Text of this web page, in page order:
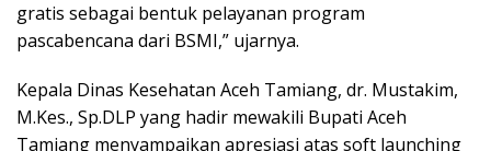
gratis sebagai bentuk pelayanan program
pascabencana dari BSMI,” ujarnya.
Kepala Dinas Kesehatan Aceh Tamiang, dr. Mustakim,
M.Kes., Sp.DLP yang hadir mewakili Bupati Aceh
Tamiang menyampaikan apresiasi atas soft launching